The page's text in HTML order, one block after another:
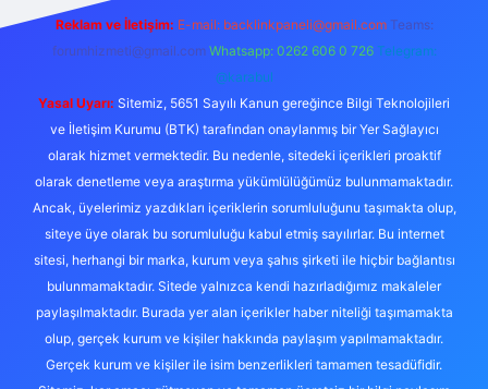
Reklam ve İletişim: E-mail: backlinkpaneli@gmail.com Teams:
forumhizmeti@gmail.com Whatsapp: 0262 606 0 726 Telegram:
@karabul
Yasal Uyarı: Sitemiz, 5651 Sayılı Kanun gereğince Bilgi Teknolojileri
ve İletişim Kurumu (BTK) tarafından onaylanmış bir Yer Sağlayıcı
olarak hizmet vermektedir. Bu nedenle, sitedeki içerikleri proaktif
olarak denetleme veya araştırma yükümlülüğümüz bulunmamaktadır.
Ancak, üyelerimiz yazdıkları içeriklerin sorumluluğunu taşımakta olup,
siteye üye olarak bu sorumluluğu kabul etmiş sayılırlar. Bu internet
sitesi, herhangi bir marka, kurum veya şahıs şirketi ile hiçbir bağlantısı
bulunmamaktadır. Sitede yalnızca kendi hazırladığımız makaleler
paylaşılmaktadır. Burada yer alan içerikler haber niteliği taşımamakta
olup, gerçek kurum ve kişiler hakkında paylaşım yapılmamaktadır.
Gerçek kurum ve kişiler ile isim benzerlikleri tamamen tesadüfidir.